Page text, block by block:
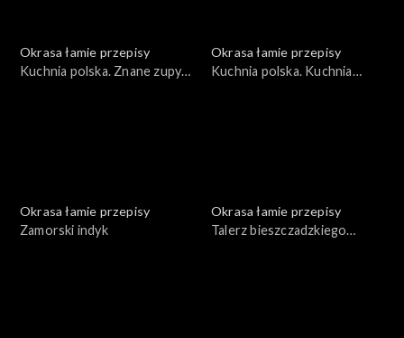
Okrasa łamie przepisy
Kuchnia polska. Znane zupy
Okrasa łamie przepisy
Kuchnia polska. Kuchnia
Okrasa łamie przepisy
Zamorski indyk
Okrasa łamie przepisy
Talerz bieszczadzkiego